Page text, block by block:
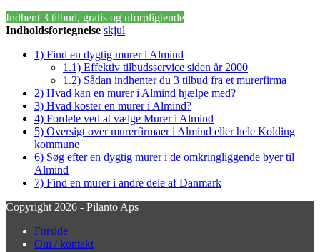
Indhent 3 tilbud, gratis og uforpligtende
Indholdsfortegnelse skjul
1) Find en dygtig murer i Almind
1.1) Effektiv tilbudsservice siden år 2000
1.2) Sådan indhenter du 3 tilbud fra et murerfirma
2) Hvad kan en murer i Almind hjælpe med?
3) Hvad koster en murer i Almind?
4) Fordele ved at vælge Murer i Almind
5) Oversigt over murerfirmaer i Almind eller hele Kolding
kommune
6) Søg efter en dygtig murer i de omkringliggende byer til
Almind
7) Find en murer i andre dele af Danmark
Copyright 2026 - Pilanto Aps
Forside
Om / kontakt